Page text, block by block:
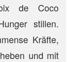
de Coco
stillen.
Kräfte,
und mit